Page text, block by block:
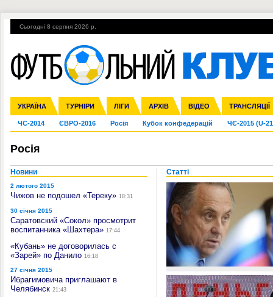
Сьогодні 8 серпня 2026 р.
УКРАЇНА ТУРНІРИ ЛІГИ АРХІВ ВІДЕО ТРАНСЛЯЦІЇ
Збірна Прем'єр-ліга Перша ліга Друга ліга Кубок України
Ліга чемпіонів Ліга Європи Міжнародні Ліга націй Ліга
Англія Іспанія Італія Німеччина Франція Інші
ЧС-2014 ЄВРО-2016 Росія Кубок конфедерацій ЧЄ-2015 (U-
Гарячі теми УПЛ, 2-й тур ВІЙНА УПЛ-ПЕРЕХОДИ
Росія
Новини
2 лютого 2015
Чижов не подошел «Тереку» 18:31
30 січня 2015
Саратовский «Сокол» просмотрит
воспитанника «Шахтера» 17:44
«Кубань» не договорилась с
«Зарей» по Данило 16:18
27 січня 2015
Ибрагимовича приглашают в
Челябинск 21:43
Статті